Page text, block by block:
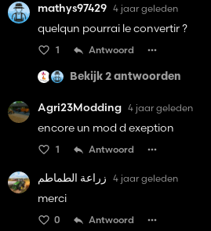
mathys97429 4 jaar geleden
quelqun pourrai le convertir ?
1 Antwoord
Bekijk 2 antwoorden
Agri23Modding 4 jaar geleden
encore un mod d exeption
1 Antwoord
زراعة الطماطم 4 jaar geleden
merci
0 Antwoord